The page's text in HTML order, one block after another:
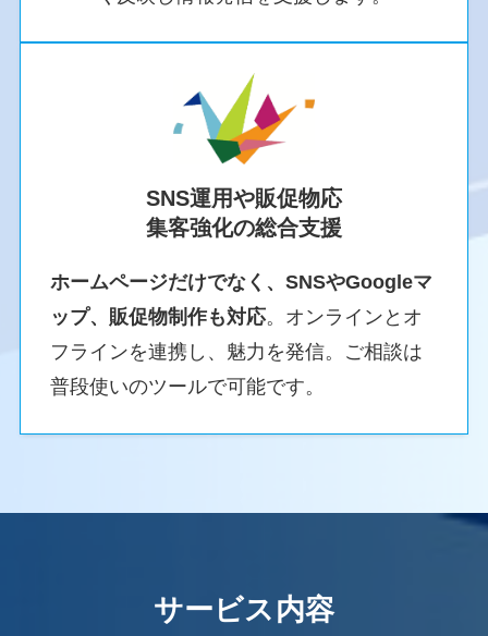
SNS運用や販促物応
集客強化の総合支援
ホームページだけでなく、SNSやGoogleマ
ップ、販促物制作も対応。オンラインとオ
フラインを連携し、魅力を発信。ご相談は
普段使いのツールで可能です。
サービス内容